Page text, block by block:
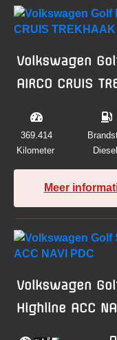
Volkswagen
AIRCO CRUIS
369.414
Kilometer
Diesel
Meer
Volkswagen
Highline ACC